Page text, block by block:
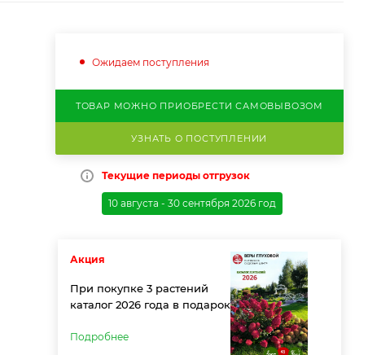
Ожидаем поступления
ТОВАР МОЖНО ПРИОБРЕСТИ САМОВЫВОЗОМ
УЗНАТЬ О ПОСТУПЛЕНИИ
Текущие периоды отгрузок
10 августа - 30 сентября 2026 год
Акция
При покупке 3 растений
каталог 2026 года в подарок
Подробнее